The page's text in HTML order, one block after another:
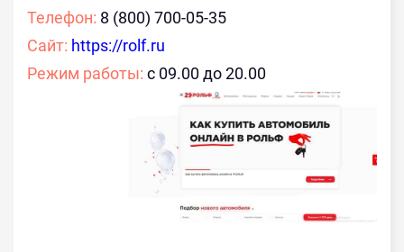
Телефон: 8 (800) 700-05-35
Сайт: https://rolf.ru
Режим работы: с 09.00 до 20.00